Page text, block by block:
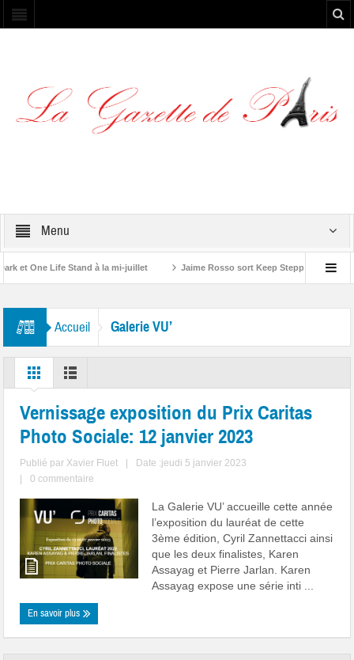
Menu
et One Life Stand à la mi-juillet Jaime Rosso sort Keep Stepping, son
Accueil Galerie VU’
Vernissage exposition du Prix Caritas
Photo Sociale: 12 janvier 2023
Publié par Xavier Fluet
Date :jeudi 5 janvier 2023
0 commentaire
La Galerie VU’ accueille cette année
l’exposition du lauréat de cette
3ème édition, Cyril Zannettacci ainsi
que les deux finalistes, Karen
Assayag et Pierre Jarlan. Karen
Assayag expose une série inti ...
En savoir plus